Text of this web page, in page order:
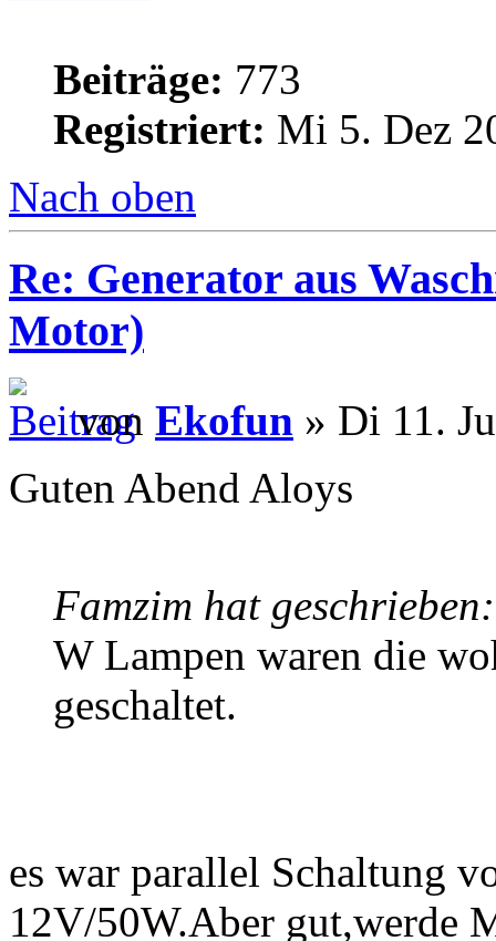
Beiträge: 773
Registriert: Mi 5. Dez
Nach oben
Re: Generator aus
Motor)
von Ekofun » Di 11.
Guten Abend Aloys
Famzim hat geschrieben:
W Lampen waren die
geschaltet.
es war parallel Schaltung
12V/50W.Aber gut,werde